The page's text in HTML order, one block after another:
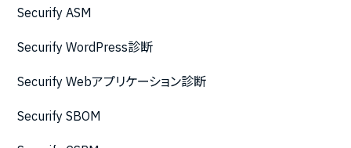
Securify ASM
Securify WordPress診断
Securify Webアプリケーション診断
Securify SBOM